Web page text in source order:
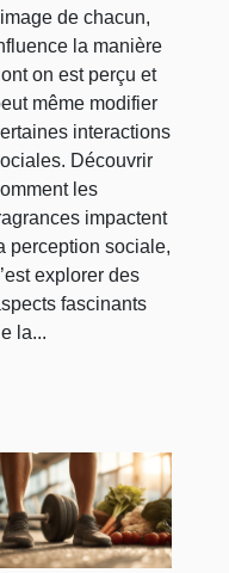
de chacun,
la manière
on est perçu et
même modifier
interactions
Découvrir
les
impactent
perception sociale,
explorer des
fascinants
la...